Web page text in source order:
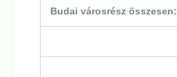
Budai városrész összesen: